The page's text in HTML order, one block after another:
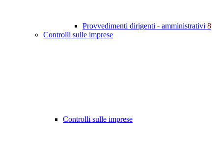
Provvedimenti dirigenti - amministrativi 8
Controlli sulle imprese
Controlli sulle imprese